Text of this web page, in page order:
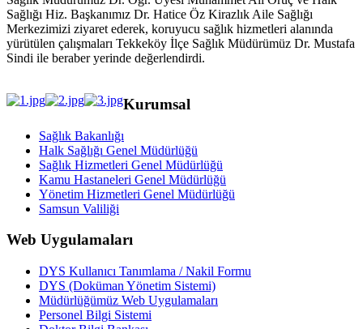
Sağlığı Hiz. Başkanımız Dr. Hatice Öz Kirazlık Aile Sağlığı
Merkezimizi ziyaret ederek, koruyucu sağlık hizmetleri alanında
yürütülen çalışmaları Tekkeköy İlçe Sağlık Müdürümüz Dr. Mustafa
Sindi ile beraber yerinde değerlendirdi.
Kurumsal
Sağlık Bakanlığı
Halk Sağlığı Genel Müdürlüğü
Sağlık Hizmetleri Genel Müdürlüğü
Kamu Hastaneleri Genel Müdürlüğü
Yönetim Hizmetleri Genel Müdürlüğü
Samsun Valiliği
Web Uygulamaları
DYS Kullanıcı Tanımlama / Nakil Formu
DYS (Doküman Yönetim Sistemi)
Müdürlüğümüz Web Uygulamaları
Personel Bilgi Sistemi